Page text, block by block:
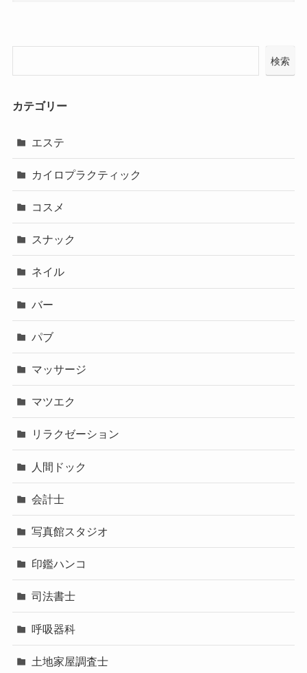
検索
カテゴリー
エステ
カイロプラクティック
コスメ
スナック
ネイル
バー
パブ
マッサージ
マツエク
リラクゼーション
人間ドック
会計士
写真館スタジオ
印鑑ハンコ
司法書士
呼吸器科
土地家屋調査士